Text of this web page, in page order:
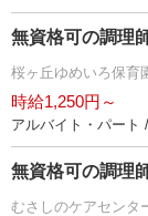
無資格可の調理
桜ヶ丘ゆめいろ保育
時給1,250円～
アルバイト・パート
無資格可の調理
むさしのケアセンタ